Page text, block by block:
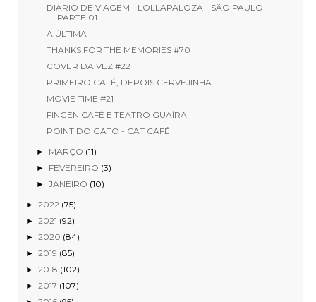
DIÁRIO DE VIAGEM - LOLLAPALOZA - SÃO PAULO -
PARTE 01
A ÚLTIMA
THANKS FOR THE MEMORIES #70
COVER DA VEZ #22
PRIMEIRO CAFÉ, DEPOIS CERVEJINHA
MOVIE TIME #21
FINGEN CAFÉ E TEATRO GUAÍRA
POINT DO GATO - CAT CAFÉ
► MARÇO (11)
► FEVEREIRO (3)
► JANEIRO (10)
►2022 (75)
►2021 (92)
►2020 (84)
►2019 (85)
►2018 (102)
►2017 (107)